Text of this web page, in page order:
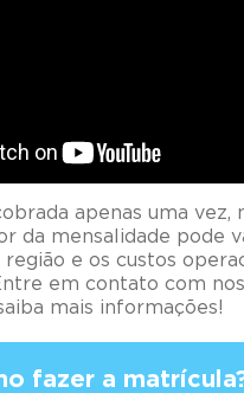
apenas uma vez,
da mensalidade pode
e os custos
em contato com
mais informações!
fazer a